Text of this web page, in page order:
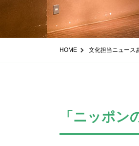
HOME 文化担当ニュース
「ニッポ